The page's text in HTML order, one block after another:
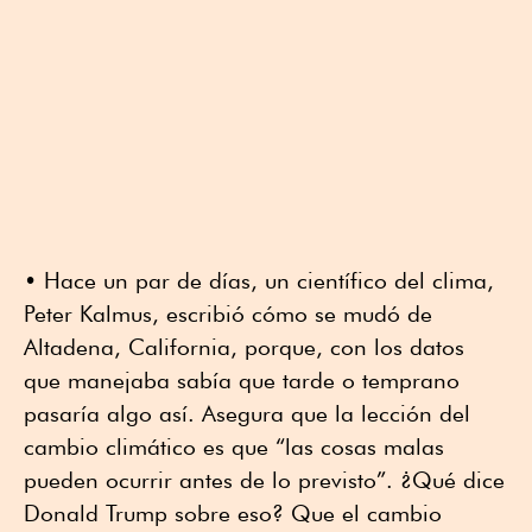
• Hace un par de días, un científico del clima,
Peter Kalmus, escribió cómo se mudó de
Altadena, California, porque, con los datos
que manejaba sabía que tarde o temprano
pasaría algo así. Asegura que la lección del
cambio climático es que “las cosas malas
pueden ocurrir antes de lo previsto”. ¿Qué dice
Donald Trump sobre eso? Que el cambio